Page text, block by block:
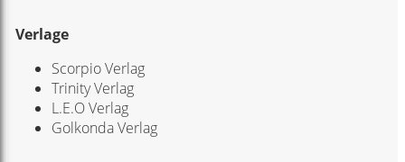
Verlage
Scorpio Verlag
Trinity Verlag
L.E.O Verlag
Golkonda Verlag